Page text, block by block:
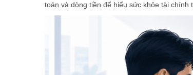
toán và dòng tiền để hiểu sức khỏe tài chính